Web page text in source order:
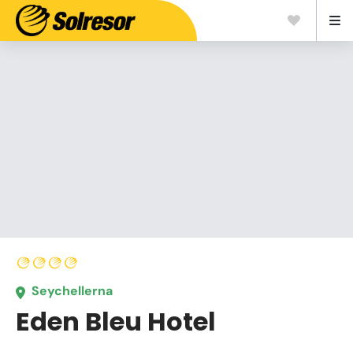
Seychellerna
Eden Bleu Hotel